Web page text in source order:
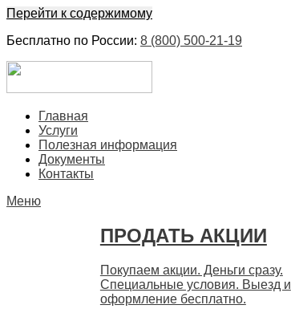
Перейти к содержимому
Бесплатно по России: 8 (800) 500-21-19
Главная
Услуги
Полезная информация
Документы
Контакты
Меню
ПРОДАТЬ АКЦИИ
Покупаем акции. Деньги сразу.
Специальные условия. Выезд и
оформление бесплатно.